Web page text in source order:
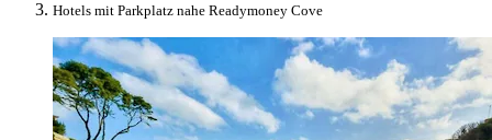
Hotels mit Parkplatz nahe Readymoney Cove